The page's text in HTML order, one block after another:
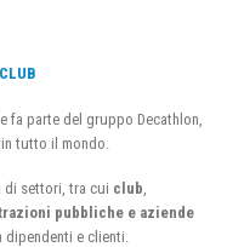
fa parte del gruppo Decathlon,
tutto il mondo.
di settori, tra cui club
pubbliche e aziende
e clienti.